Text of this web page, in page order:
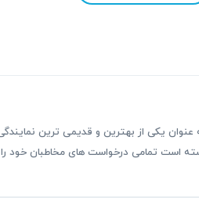
لوازم خانگی به عنوان یکی از بهترین و
است تمامی درخواست های مخاطبان